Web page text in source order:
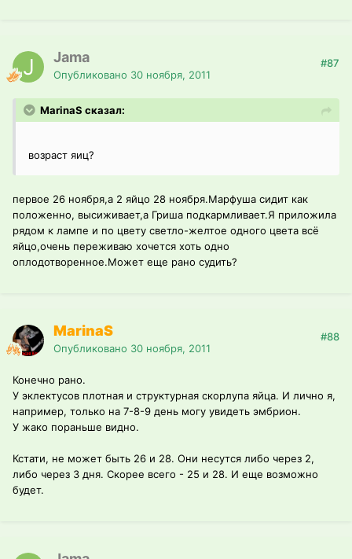
Jama
Опубликовано 30 ноября, 2011
#87
MarinaS сказал:
возраст яиц?
первое 26 ноября,а 2 яйцо 28 ноября.Марфуша сидит как
положенно, высиживает,а Гриша подкармливает.Я приложила
рядом к лампе и по цвету светло-желтое одного цвета всё
яйцо,очень переживаю хочется хоть одно
оплодотворенное.Может еще рано судить?
MarinaS
Опубликовано 30 ноября, 2011
#88
Конечно рано.
У эклектусов плотная и структурная скорлупа яйца. И лично я,
например, только на 7-8-9 день могу увидеть эмбрион.
У жако пораньше видно.
Кстати, не может быть 26 и 28. Они несутся либо через 2,
либо через 3 дня. Скорее всего - 25 и 28. И еще возможно
будет.